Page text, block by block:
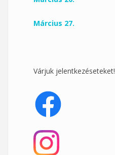
Március 27.
Várjuk jelentkezéseteket!